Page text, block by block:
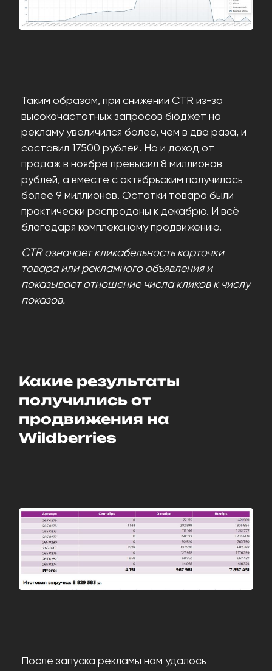
Таким образом, при снижении CTR из-за
высокочастотных запросов бюджет на
рекламу увеличился более, чем в два раза, и
составил 17500 рублей. Но и доход от
продаж в ноябре превысил 8 миллионов
рублей, а вместе с октябрьским получилось
более 9 миллионов. Остатки товара были
практически распроданы к декабрю. И всё
благодаря комплексному продвижению.
CTR означает кликабельность карточки
товара или рекламного объявления и
показывает отношение числа кликов к числу
показов.
Какие результаты
получились от
продвижения на
Wildberries
После запуска рекламы нам удалось